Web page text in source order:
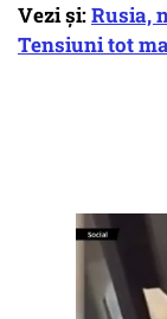
Vezi și:Rusia,
Tensiuni tot